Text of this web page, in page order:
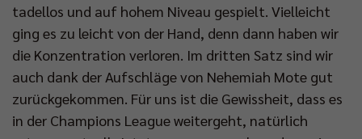
tadellos und auf hohem Niveau gespielt. Vielleicht
ging es zu leicht von der Hand, denn dann haben wir
die Konzentration verloren. Im dritten Satz sind wir
auch dank der Aufschläge von Nehemiah Mote gut
zurückgekommen. Für uns ist die Gewissheit, dass es
in der Champions League weitergeht, natürlich